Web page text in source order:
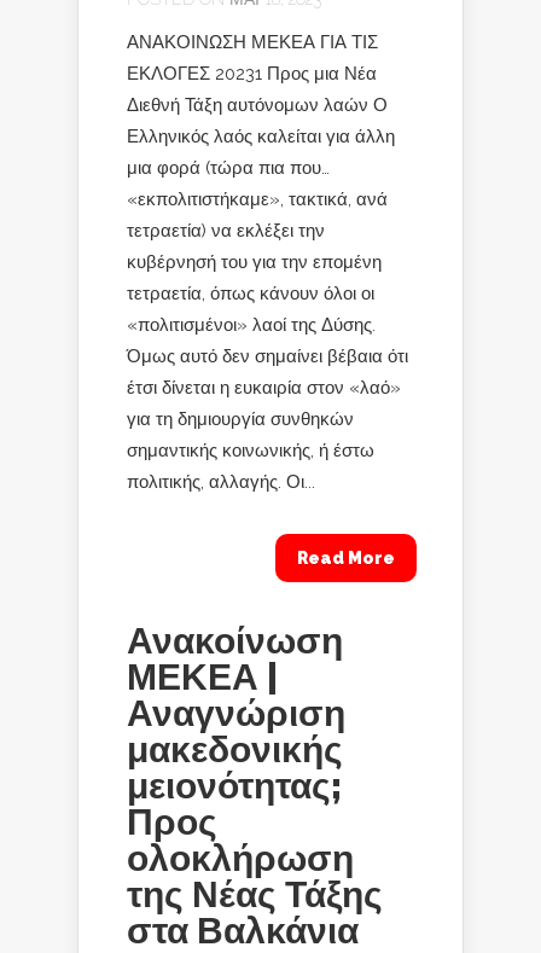
ΑΝΑΚΟΙΝΩΣΗ ΜΕΚΕΑ ΓΙΑ ΤΙΣ
ΕΚΛΟΓΕΣ 20231 Προς μια Νέα
Διεθνή Τάξη αυτόνομων λαών Ο
Ελληνικός λαός καλείται για άλλη
μια φορά (τώρα πια που…
«εκπολιτιστήκαμε», τακτικά, ανά
τετραετία) να εκλέξει την
κυβέρνησή του για την επομένη
τετραετία, όπως κάνουν όλοι οι
«πολιτισμένοι» λαοί της Δύσης.
Όμως αυτό δεν σημαίνει βέβαια ότι
έτσι δίνεται η ευκαιρία στον «λαό»
για τη δημιουργία συνθηκών
σημαντικής κοινωνικής, ή έστω
πολιτικής, αλλαγής. Οι...
Read More
Ανακοίνωση
ΜΕΚΕΑ |
Αναγνώριση
μακεδονικής
μειονότητας;
Προς
ολοκλήρωση
της Νέας Τάξης
στα Βαλκάνια